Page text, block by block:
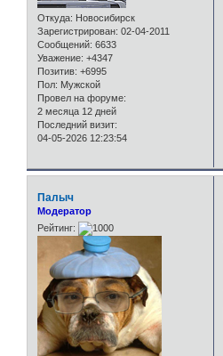
Откуда: Новосибирск
Зарегистрирован: 02-04-2011
Сообщений: 6633
Уважение: +4347
Позитив: +6995
Пол: Мужской
Провел на форуме:
2 месяца 12 дней
Последний визит:
04-05-2026 12:23:54
Палыч
Модератор
Рейтинг: